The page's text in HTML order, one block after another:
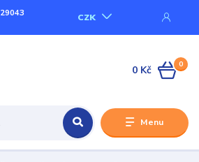
Menu
CZK
0
0 Kč